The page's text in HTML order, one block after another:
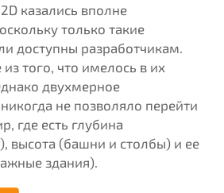
казались вполне
только такие
доступны разработчикам.
того, что имелось в их
двухмерное
не позволяло перейти
где есть глубина
высота (башни и столбы) и ее
здания).